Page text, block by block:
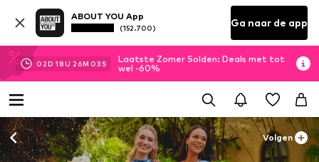
ABOUT YOU App
(152.700) Ga naar de app
02D 18U 26M 02 S
Laatste Zomer Solden: Deals met tot
wel -60%
Volgen